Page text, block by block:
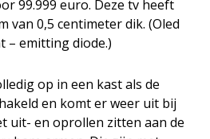
99.999 euro. Deze tv heeft
van 0,5 centimeter dik. (Oled
– emitting diode.)
op in een kast als de
en komt er weer uit bij
uit- en oprollen zitten aan de